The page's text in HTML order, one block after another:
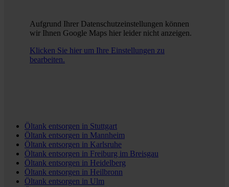
Aufgrund Ihrer Datenschutzeinstellungen können
wir Ihnen Google Maps hier leider nicht anzeigen.
Klicken Sie hier um Ihre Einstellungen zu
bearbeiten.
Öltank entsorgen in Stuttgart
Öltank entsorgen in Mannheim
Öltank entsorgen in Karlsruhe
Öltank entsorgen in Freiburg im Breisgau
Öltank entsorgen in Heidelberg
Öltank entsorgen in Heilbronn
Öltank entsorgen in Ulm